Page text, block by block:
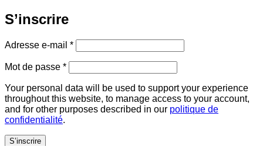
S’inscrire
Adresse e-mail *Obligatoire
Mot de passe *Obligatoire
Your personal data will be used to support your experience
throughout this website, to manage access to your account,
and for other purposes described in our politique de
confidentialité.
S’inscrire